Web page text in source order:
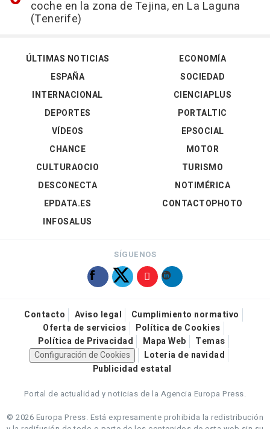
coche en la zona de Tejina, en La Laguna
(Tenerife)
ÚLTIMAS NOTICIAS
ESPAÑA
INTERNACIONAL
DEPORTES
VÍDEOS
ECONOMÍA
SOCIEDAD
CIENCIAPLUS
PORTALTIC
EPSOCIAL
CHANCE
CULTURAOCIO
DESCONECTA
EPDATA.ES
INFOSALUS
MOTOR
TURISMO
NOTIMÉRICA
CONTACTOPHOTO
SÍGUENOS
Contacto Aviso legal
Cumplimiento normativo
Oferta de servicios
Política de Cookies
Política de Privacidad
Mapa Web
Temas
Configuración de Cookies
Loteria de navidad
Publicidad estatal
Portal de actualidad y noticias de la Agencia Europa Press.
© 2026 Europa Press. Está expresamente prohibida la redistribución